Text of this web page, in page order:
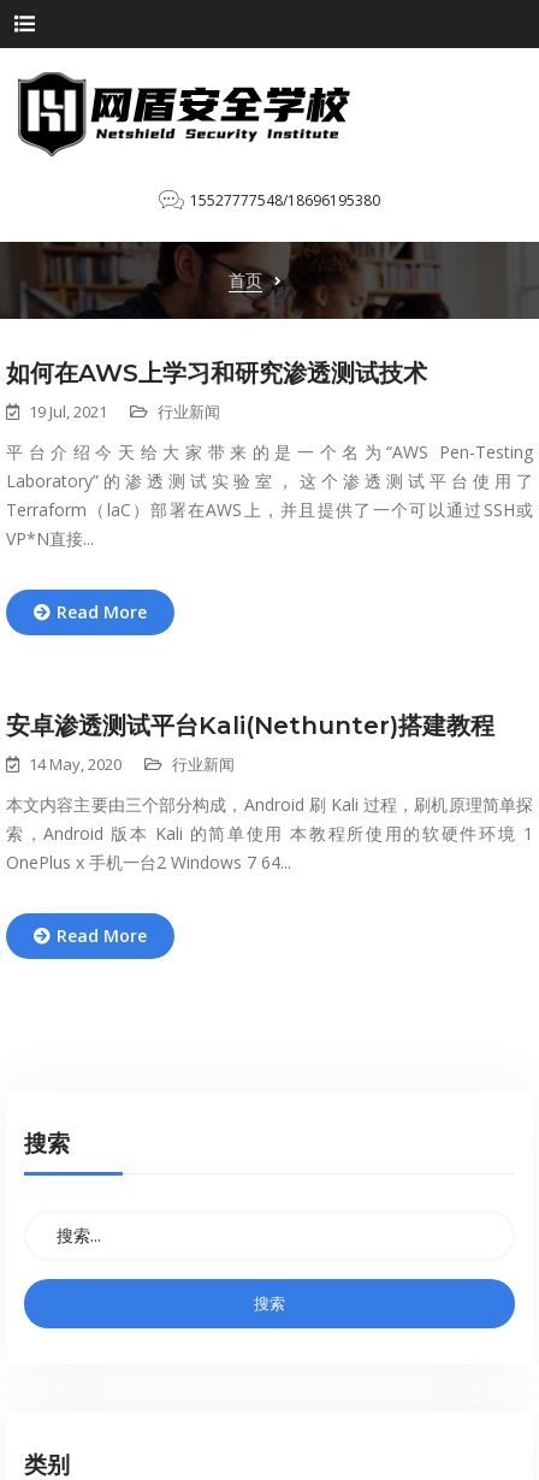
15527777548/18696195380
首页
如何在AWS上学习和研究渗透测试技术
19 Jul, 2021 行业新闻
平台介绍今天给大家带来的是一个名为“AWS Pen-Testing
Laboratory”的渗透测试实验室，这个渗透测试平台使用了
Terraform（laC）部署在AWS上，并且提供了一个可以通过SSH或
VP*N直接...
Read More
安卓渗透测试平台Kali(Nethunter)搭建教程
14 May, 2020 行业新闻
本文内容主要由三个部分构成，Android 刷 Kali 过程，刷机原理简单探
索，Android 版本 Kali 的简单使用 本教程所使用的软硬件环境 1
OnePlus x 手机一台2 Windows 7 64...
Read More
搜索
类别